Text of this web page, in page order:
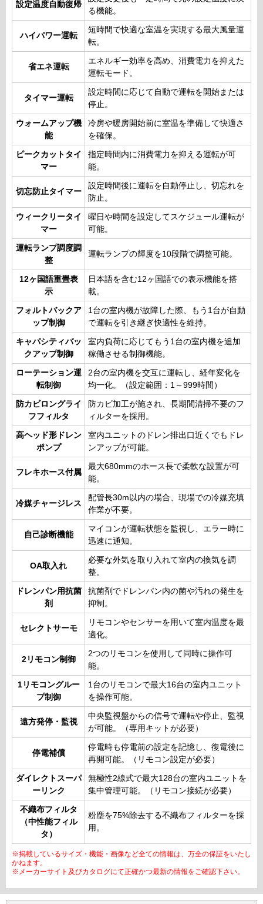
設定温度自動復帰
る機能。
ハイパワー運転
短時間で快適な室温を実現する最大風量運
転。
省エネ運転
エネルギー効率を高め、消費電力を抑えた
運転モード。
タイマー運転
設定時間に応じて自動で運転を開始または
停止。
ウォームアップ機
能
冷房や暖房開始前に室温を準備して快適さ
を確保。
ピークカットタイ
マー
指定時間内に消費電力を抑える運転が可
能。
切忘防止タイマー
設定時間後に運転を自動停止し、切忘れを
防止。
ウィークリータイ
マー
曜日や時間を設定してスケジュール運転が
可能。
運転ランプ調度調
整
運転ランプの輝度を10段階で調整可能。
12ヶ国語重畳表
示
日本語を含む12ヶ国語での表示機能を搭
載。
フォルトバックア
ップ制御
1台の室内機が故障した際、もう1台が自動
で運転を引き継ぎ快適性を維持。
キャパシティバッ
クアップ制御
室内負荷に応じてもう1台の室内機を追加
稼働させる制御機能。
ローテーション運
転制御
2台の室内機を交互に運転し、経年変化を
均一化。（設定範囲：1～999時間）
防カビロングライ
フフィルタ
防カビ加工が施され、長期間清掃不要のフ
ィルターを採用。
高ヘッド形ドレン
ポンプ
室内ユニットのドレン排出口近くでもドレ
ンアップが可能。
フレキホース付属
最大680mmのホース長で柔軟な設置が可
能。
冷媒チャージレス
配管長30m以内の場合、現場での冷媒充填
作業が不要。
自己診断機能
マイコンが運転状態を監視し、エラー時に
迅速に通知。
OA取入れ
必要な外気を取り入れて室内の換気を調
整。
ドレンパン用抗菌
剤
抗菌剤でドレンパン内の菌や汚れの発生を
抑制。
セレクトサーモ
リモコンやセンサーを用いて室内温度を最
適化。
2リモコン制御
2つのリモコンを使用して同時に操作可
能。
1リモコングルー
プ制御
1台のリモコンで最大16台の室内ユニット
を操作可能。
遠方発停・監視
中央監視盤からの信号で運転や停止、監視
が可能。（専用キットが必要）
停電補償
停電時も停電前の設定を記憶し、復電後に
再開可能。（リモコン設定が必要）
ダイレクトスーパ
ーリンク
無極性2線式で最大128台の室内ユニットを
集中管理可能。（リモコン接続が必要）
不織布フィルタ
（中性能フィル
タ）
粉塵を75%除去する不織布フィルターを採
用。
※掲載しているサイズ・機能・画像など全ての情報は、万全の保証をいたし
かねます。
※メーカーサイト及びカタログにて正確かつ最新の情報をご確認下さい。